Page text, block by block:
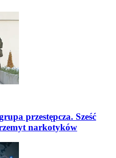
przestępcza. Sześć
narkotyków